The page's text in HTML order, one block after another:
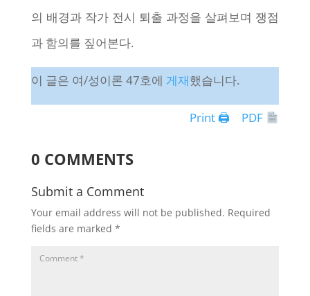
의 배경과 작가 전시 퇴출 과정을 살펴보며 쟁점
과 함의를 짚어본다.
이 글은 여/성이론 47호에 게재했습니다.
Print 🖨 PDF
0 COMMENTS
Submit a Comment
Your email address will not be published. Required
fields are marked *